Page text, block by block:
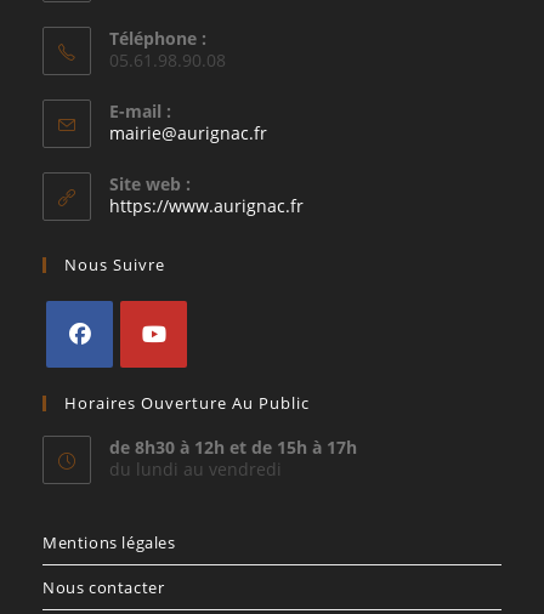
Téléphone :
05.61.98.90.08
E-mail :
mairie@aurignac.frS’ouvre
application
Site web :
https://www.aurignac.fr
Nous Suivre
dans
un
nouvel
dans
un
nouvel
Horaires Ouverture Au Public
de 8h30 à 12h et de 15h à 17h
du lundi au vendredi
Mentions légales
Nous contacter